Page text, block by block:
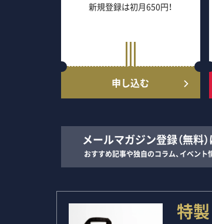
新規登録は初月650円！
申し込む
メールマガジン登録（無料
おすすめ記事や独自のコラム、イベント
特